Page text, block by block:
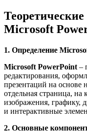
Microsoft
1. Определение
Microsoft PowerPoint –
редактирования,
презентаций на основе
отдельная страница, на
изображения, графику,
и интерактивные
2. Основные